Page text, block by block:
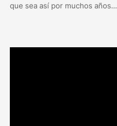
que sea así por muchos años...